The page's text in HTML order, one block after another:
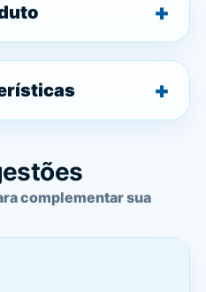
complementar sua